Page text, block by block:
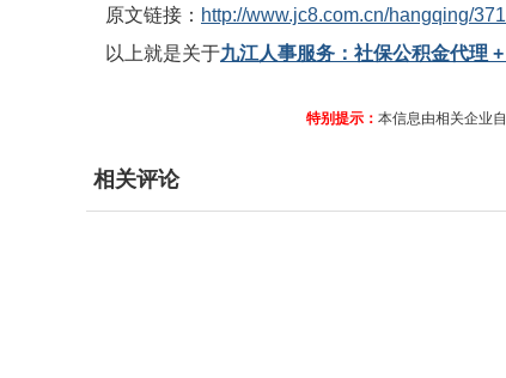
原文链接： http://www.jc8.com.cn/hangqing/
以上就是关于九江人事服务：社保公积金代理
特别提示： 本信息由相关企业
相关评论